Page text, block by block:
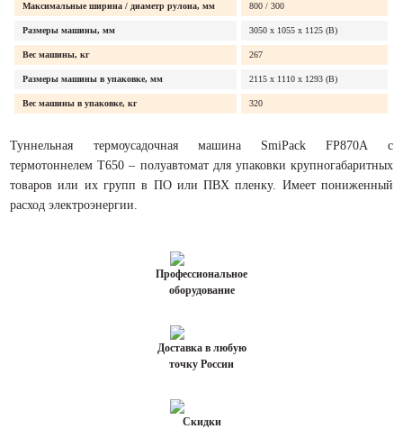
Максимальные ширина / диаметр рулона, мм 800 / 300
Размеры машины, мм 3050 x 1055 х 1125 (В)
Вес машины, кг 267
Размеры машины в упаковке, мм 2115 х 1110 х 1293 (В)
Вес машины в упаковке, кг 320
Туннельная термоусадочная машина SmiPack FP870A с
термотоннелем T650 – полуавтомат для упаковки крупногабаритных
товаров или их групп в ПО или ПВХ пленку. Имеет пониженный
расход электроэнергии.
Профессиональное
оборудование
Доставка в любую
точку России
Скидки